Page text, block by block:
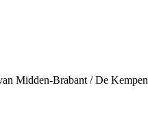
Midden-Brabant / De Kempen